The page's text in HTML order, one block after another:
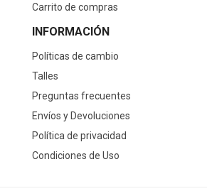
Carrito de compras
INFORMACIÓN
Políticas de cambio
Talles
Preguntas frecuentes
Envíos y Devoluciones
Política de privacidad
Condiciones de Uso